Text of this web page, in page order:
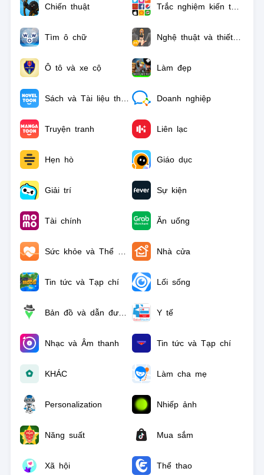
Chiến thuật
Tìm ô chữ
Ô tô và xe cộ Làm đẹp
Doanh nghiệp
Truyện tranh Liên lạc
Hẹn hò Giáo dục
Giải trí Sự kiện
Tài chính Ăn uống
Nhà cửa
Tin tức và Tạp chí Lối sống
Bản đồ và dẫn đường Y tế
Nhạc và Âm thanh Tin tức và Tạp chí
KHÁC Làm cha mẹ
Personalization Nhiếp ảnh
Năng suất Mua sắm
Xã hội Thể thao